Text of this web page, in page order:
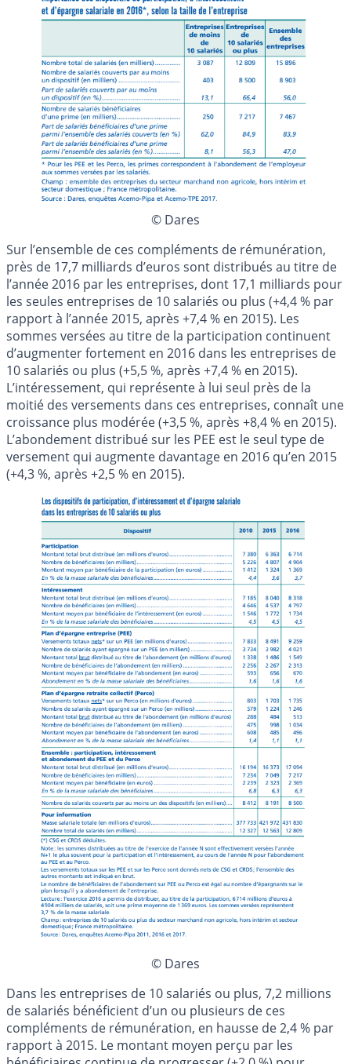
© Dares
Sur l’ensemble de ces compléments de rémunération,
près de 17,7 milliards d’euros sont distribués au titre de
l’année 2016 par les entreprises, dont 17,1 milliards pour
les seules entreprises de 10 salariés ou plus (+4,4 % par
rapport à l’année 2015, après +7,4 % en 2015). Les
sommes versées au titre de la participation continuent
d’augmenter fortement en 2016 dans les entreprises de
10 salariés ou plus (+5,5 %, après +7,4 % en 2015).
L’intéressement, qui représente à lui seul près de la
moitié des versements dans ces entreprises, connaît une
croissance plus modérée (+3,5 %, après +8,4 % en 2015).
L’abondement distribué sur les PEE est le seul type de
versement qui augmente davantage en 2016 qu’en 2015
(+4,3 %, après +2,5 % en 2015).
© Dares
Dans les entreprises de 10 salariés ou plus, 7,2 millions
de salariés bénéficient d’un ou plusieurs de ces
compléments de rémunération, en hausse de 2,4 % par
rapport à 2015. Le montant moyen perçu par les